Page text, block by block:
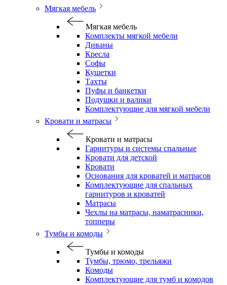
Мягкая мебель
Мягкая мебель
Комплекты мягкой мебели
Диваны
Кресла
Софы
Кушетки
Тахты
Пуфы и банкетки
Подушки и валики
Комплектующие для мягкой мебели
Кровати и матрасы
Кровати и матрасы
Гарнитуры и системы спальные
Кровати для детской
Кровати
Основания для кроватей и матрасов
Комплектующие для спальных
гарнитуров и кроватей
Матрасы
Чехлы на матрасы, наматрасники,
топперы
Тумбы и комоды
Тумбы и комоды
Тумбы, трюмо, трельяжи
Комоды
Комплектующие для тумб и комодов